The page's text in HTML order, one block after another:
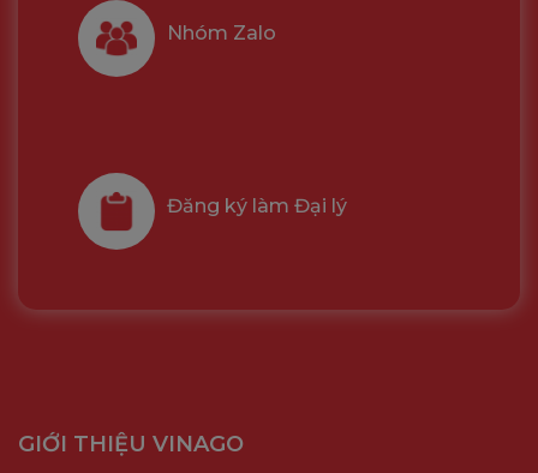
Nhóm Zalo
Đăng ký làm Đại lý
GIỚI THIỆU VINAGO